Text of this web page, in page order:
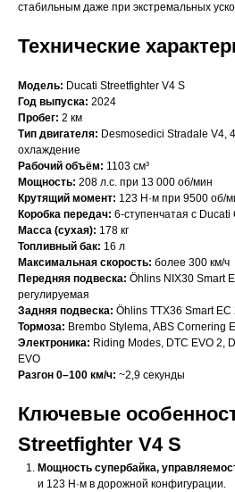
стабильным даже при экстремальных
Технические
Модель: Ducati Streetfighter V4 S
Год выпуска: 2024
Пробег: 2 км
Тип двигателя: Desmosedici Stradale V4,
охлаждение
Рабочий объём: 1103 см³
Мощность: 208 л.с. при 13 000 об/мин
Крутящий момент: 123 Н·м при 9500 об/
Коробка передач: 6-ступенчатая с Ducati
Масса (сухая): 178 кг
Топливный бак: 16 л
Максимальная скорость: более 300 км/ч
Передняя подвеска: Öhlins NIX30 Smart
регулируемая
Задняя подвеска: Öhlins TTX36 Smart EC
Тормоза: Brembo Stylema, ABS Cornering
Электроника: Riding Modes, DTC EVO 2,
EVO
Разгон 0–100 км/ч: ~2,9 секунды
Ключевые
Streetfighter V4 S
Мощность супербайка,
и 123 Н·м в дорожной конфигурации.